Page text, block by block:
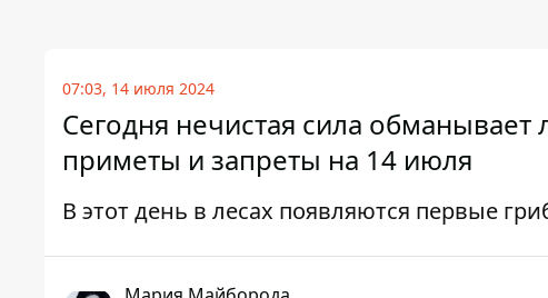
07:03, 14 июля 2024
Сегодня нечистая сила
приметы и запреты на 14 июля
В этот день в лесах появляются первые